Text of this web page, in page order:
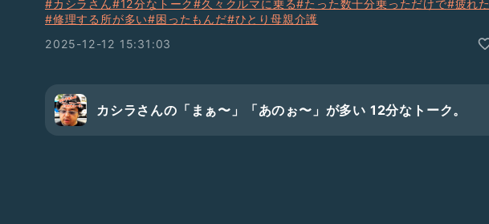
#カシラさん#12分なトーク#久々クルマに乗る#たった数十分乗っただけで#疲れた
#修理する所が多い#困ったもんだ#ひとり母親介護
2025-12-12 15:31:03
カシラさんの「まぁ〜」「あのぉ〜」が多い 12分なトーク。